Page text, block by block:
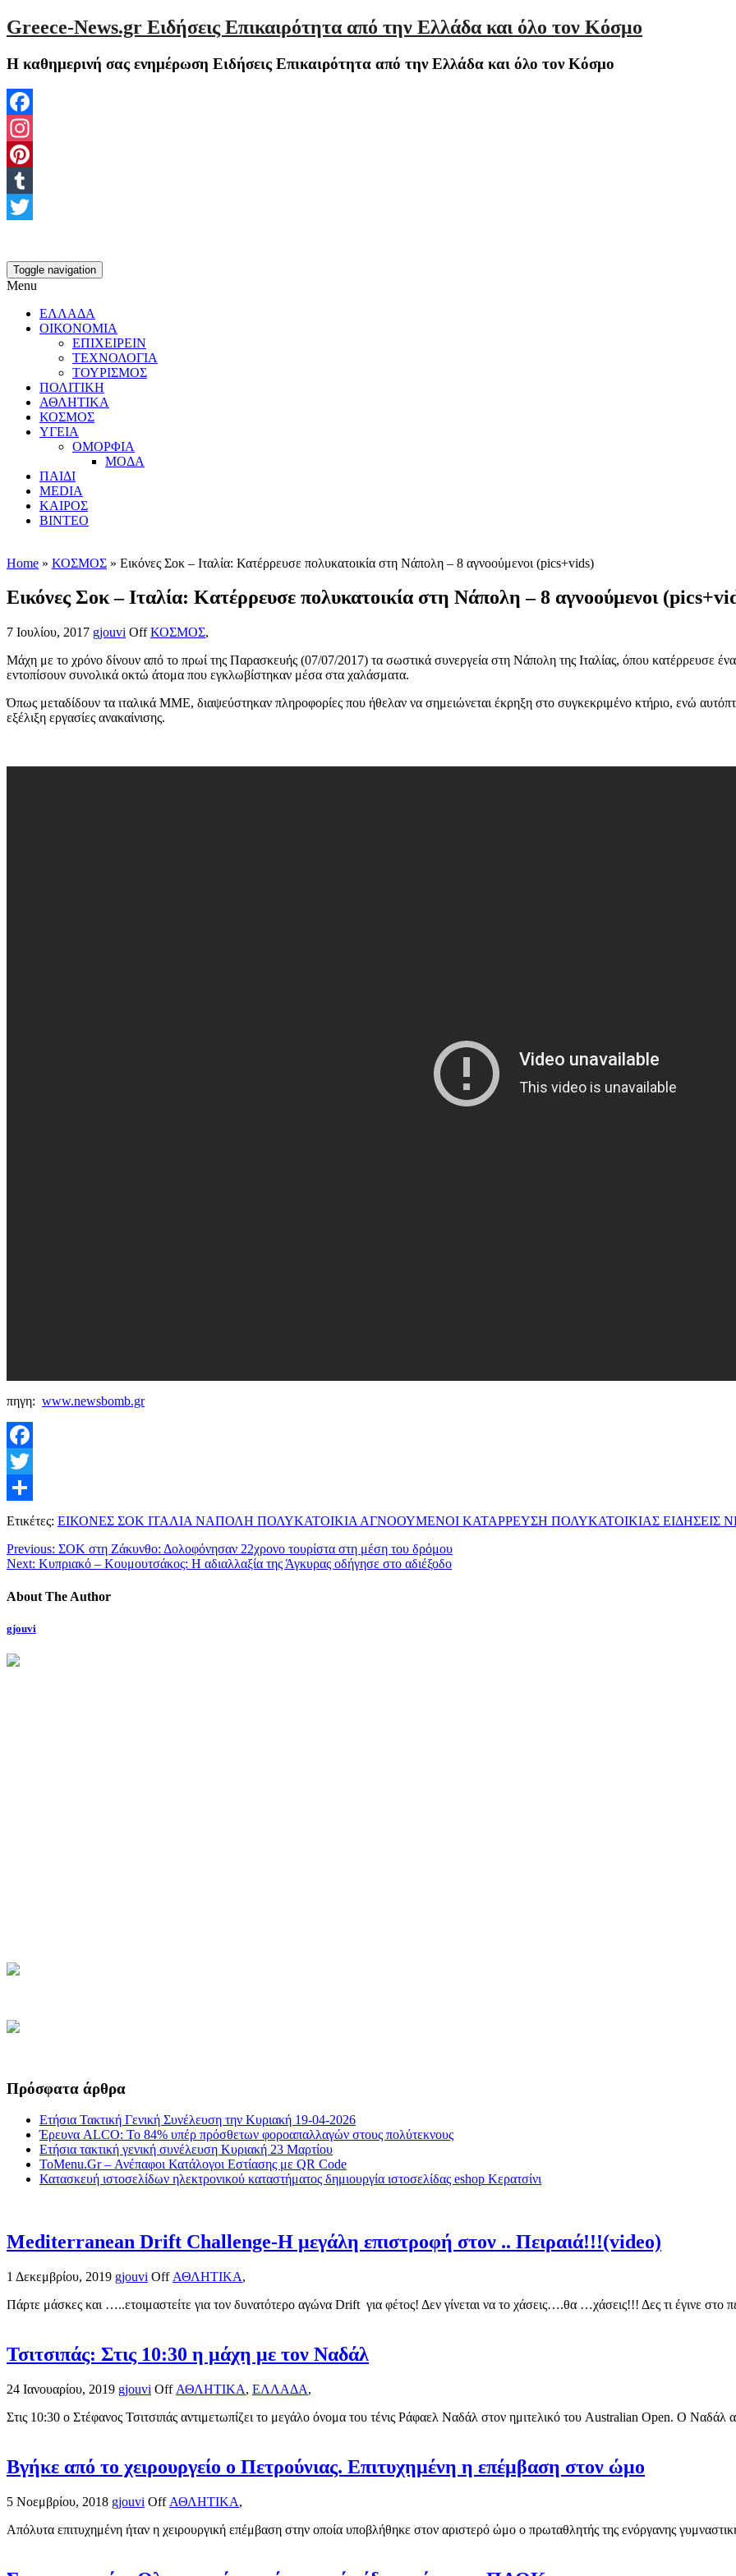
Greece-News.gr Ειδήσεις Επικαιρότητα από την Ελλάδα και όλο τον Κόσμο
Η καθημερινή σας ενημέρωση Ειδήσεις Επικαιρότητα από την Ελλάδα και όλο τον Κόσμο
Facebook
Instagram
Pinterest
Tumblr
Toggle navigation
Menu
ΕΛΛΑΔΑ
ΟΙΚΟΝΟΜΙΑ
ΕΠΙΧΕΙΡΕΙΝ
ΤΕΧΝΟΛΟΓΙΑ
ΤΟΥΡΙΣΜΟΣ
ΠΟΛΙΤΙΚΗ
ΑΘΛΗΤΙΚΑ
ΚΟΣΜΟΣ
ΥΓΕΙΑ
ΟΜΟΡΦΙΑ
ΜΟΔΑ
ΠΑΙΔΙ
MEDIA
ΚΑΙΡΟΣ
ΒΙΝΤΕΟ
Home » ΚΟΣΜΟΣ » Εικόνες Σοκ – Ιταλία: Κατέρρευσε πολυκατοικία στη Νάπολη – 8 αγνοούμενοι (pics+vids)
Εικόνες Σοκ – Ιταλία: Κατέρρευσε πολυκατοικία στη Νάπολη – 8 αγνοούμενοι
7 Ιουλίου, 2017 gjouvi Off ΚΟΣΜΟΣ,
Μάχη με το χρόνο δίνουν από το πρωί της Παρασκευής (07/07/2017) τα σωστικά συνεργεία στη Νάπολη της Ιταλίας, όπου κατέρρευσε
εντοπίσουν συνολικά οκτώ άτομα που εγκλωβίστηκαν μέσα στα χαλάσματα.
Όπως μεταδίδουν τα ιταλικά ΜΜΕ, διαψεύστηκαν πληροφορίες που ήθελαν να σημειώνεται έκρηξη στο συγκεκριμένο κτήριο, ενώ
εξέλιξη εργασίες ανακαίνισης.
πηγη: www.newsbomb.gr
Facebook
Twitter
Μοιραστείτε
Ετικέτες: ΕΙΚΟΝΕΣ ΣΟΚ ΙΤΑΛΙΑ ΝΑΠΟΛΗ ΠΟΛΥΚΑΤΟΙΚΙΑ ΑΓΝΟΟΥΜΕΝΟΙ ΚΑΤΑΡΡΕΥΣΗ ΠΟΛΥΚΑΤΟΙΚΙΑΣ ΕΙΔΗΣΕΙΣ
Previous: ΣΟΚ στη Ζάκυνθο: Δολοφόνησαν 22χρονο τουρίστα στη μέση του δρόμου
Next: Κυπριακό – Κουμουτσάκος: Η αδιαλλαξία της Άγκυρας οδήγησε στο αδιέξοδο
About The Author
gjouvi
Πρόσφατα άρθρα
Ετήσια Τακτική Γενική Συνέλευση την Κυριακή 19-04-2026
Έρευνα ALCO: Το 84% υπέρ πρόσθετων φοροαπαλλαγών στους πολύτεκνους
Ετήσια τακτική γενική συνέλευση Κυριακή 23 Μαρτίου
ToMenu.Gr – Ανέπαφοι Κατάλογοι Εστίασης με QR Code
Κατασκευή ιστοσελίδων ηλεκτρονικού καταστήματος δημιουργία ιστοσελίδας eshop Κερατσίνι
Mediterranean Drift Challenge-Η μεγάλη επιστροφή στον .. Πειραιά!!!(video)
1 Δεκεμβρίου, 2019 gjouvi Off ΑΘΛΗΤΙΚΑ,
Πάρτε μάσκες και …..ετοιμαστείτε για τον δυνατότερο αγώνα Drift για φέτος! Δεν γίνεται να το χάσεις….θα …χάσεις!!! Δες τι έγινε
Τσιτσιπάς: Στις 10:30 η μάχη με τον Ναδάλ
24 Ιανουαρίου, 2019 gjouvi Off ΑΘΛΗΤΙΚΑ, ΕΛΛΑΔΑ,
Στις 10:30 ο Στέφανος Τσιτσιπάς αντιμετωπίζει το μεγάλο όνομα του τένις Ράφαελ Ναδάλ στον ημιτελικό του Australian Open. Ο Ναδάλ
Βγήκε από το χειρουργείο ο Πετρούνιας. Επιτυχημένη η επέμβαση στον ώμο
5 Νοεμβρίου, 2018 gjouvi Off ΑΘΛΗΤΙΚΑ,
Απόλυτα επιτυχημένη ήταν η χειρουργική επέμβαση στην οποία υποβλήθηκε στον αριστερό ώμο ο πρωταθλητής της ενόργανης